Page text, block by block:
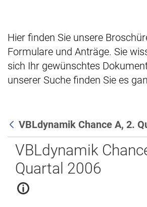
Hier finden Sie unsere
Formulare und Anträge. Sie
sich Ihr gewünschtes
unserer Suche finden Sie es
Zurück
VBLdynamik Chance A, 2.
VBLdynamik
Quartal 2006